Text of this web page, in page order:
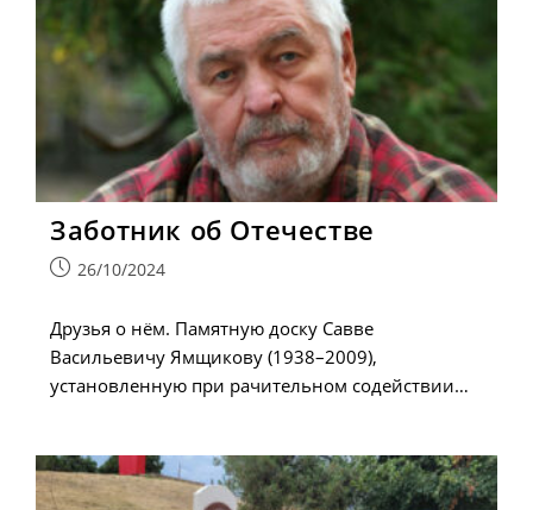
Заботник об Отечестве
Запись26/10/2024
Друзья о нём. Памятную доску Савве
Васильевичу Ямщикову (1938–2009),
установленную при рачительном содействии…